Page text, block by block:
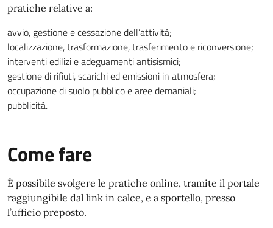
pratiche relative a:
avvio, gestione e cessazione dell’attività;
localizzazione, trasformazione, trasferimento e riconversione;
interventi edilizi e adeguamenti antisismici;
gestione di rifiuti, scarichi ed emissioni in atmosfera;
occupazione di suolo pubblico e aree demaniali;
pubblicità.
Come fare
È possibile svolgere le pratiche online, tramite il portale
raggiungibile dal link in calce, e a sportello, presso
l’ufficio preposto.